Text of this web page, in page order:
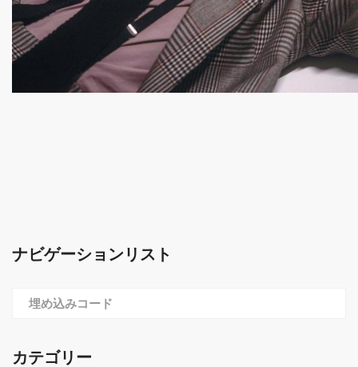
ナビゲーションリスト
埋め込みコード
カテゴリー